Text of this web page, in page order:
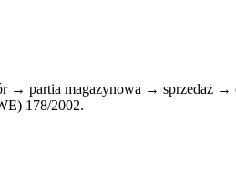
→ partia magazynowa → sprzedaż
178/2002.